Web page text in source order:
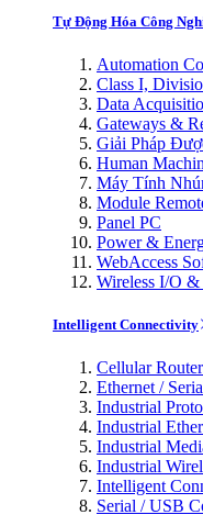
Tự Động Hóa Công
Automation
Class I,
Data
Gateways &
Giải Pháp
Human
Máy Tính
Module
Panel PC
Power &
WebAccess
Wireless I/O &
Intelligent Connectivity
Cellular
Ethernet /
Industrial
Industrial
Industrial
Industrial
Intelligent
Serial / USB